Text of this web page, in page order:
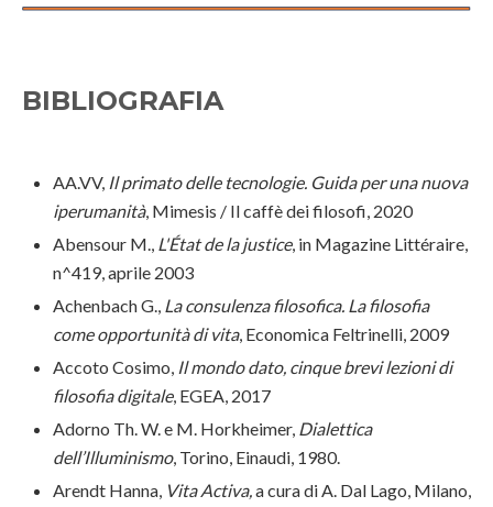
BIBLIOGRAFIA
AA.VV, Il primato delle tecnologie. Guida per una nuova
iperumanità, Mimesis / Il caffè dei filosofi, 2020
Abensour M., L'État de la justice, in Magazine Littéraire,
n^419, aprile 2003
Achenbach G., La consulenza filosofica. La filosofia
come opportunità di vita, Economica Feltrinelli, 2009
Accoto Cosimo, Il mondo dato, cinque brevi lezioni di
filosofia digitale, EGEA, 2017
Adorno Th. W. e M. Horkheimer, Dialettica
dell’Illuminismo, Torino, Einaudi, 1980.
Arendt Hanna, Vita Activa,a cura di A. Dal Lago, Milano,